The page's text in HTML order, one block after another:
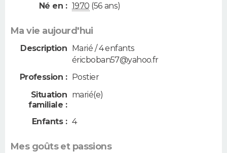
Né en : 1970 (56 ans)
Ma vie aujourd'hui
Description Marié / 4 enfants
éricboban57@yahoo.fr
Profession :
Postier
Situation
familiale :
marié(e)
Enfants : 4
Mes goûts et passions